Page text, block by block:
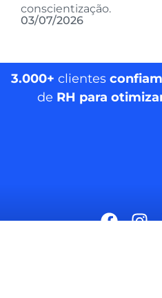
conscientização.
03/07/2026
3.000+ clientes confiam
de RH para